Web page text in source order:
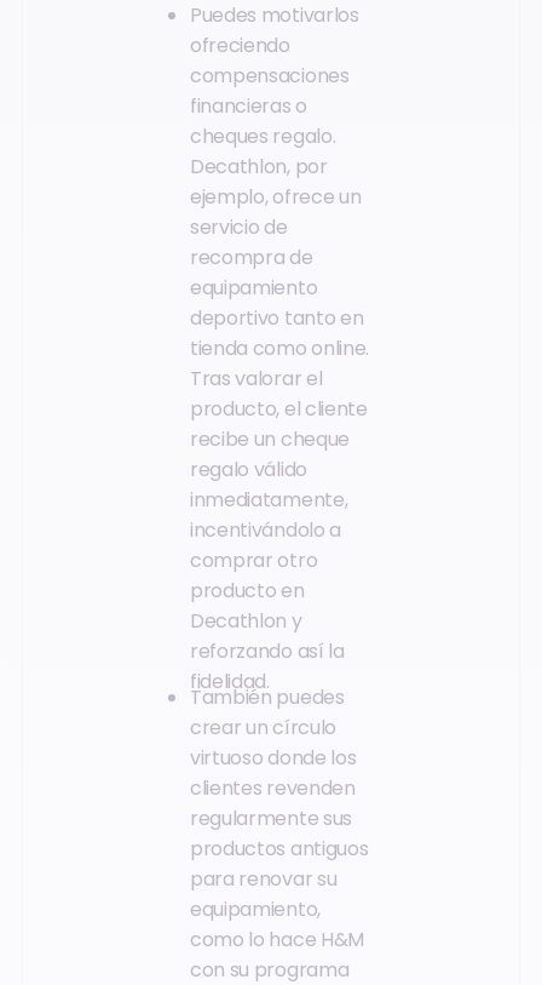
Puedes motivarlos
ofreciendo
compensaciones
financieras o
cheques regalo.
Decathlon, por
ejemplo, ofrece un
servicio de
recompra de
equipamiento
deportivo tanto en
tienda como online.
Tras valorar el
producto, el cliente
recibe un cheque
regalo válido
inmediatamente,
incentivándolo a
comprar otro
producto en
Decathlon y
reforzando así la
fidelidad.
También puedes
crear un círculo
virtuoso donde los
clientes revenden
regularmente sus
productos antiguos
para renovar su
equipamiento,
como lo hace H&M
con su programa